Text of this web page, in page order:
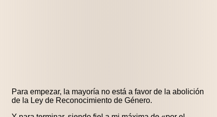
Para empezar, la mayoría no está a favor de la abolición
de la Ley de Reconocimiento de Género.